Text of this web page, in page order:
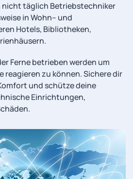
nicht täglich Betriebstechniker
in Wohn– und
Hotels, Bibliotheken,
Ferne betrieben werden um
reagieren zu können. Sichere dir
und schütze deine
Einrichtungen,